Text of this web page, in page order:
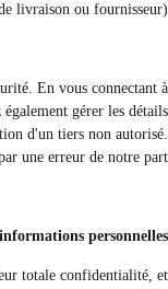
donner votre
sur votre commande
informations et les
à respecter une
aucune
dans les